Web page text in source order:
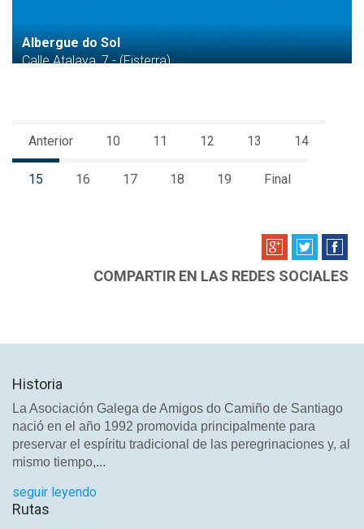
Albergue do Sol
Calle Atalaya, 7 - (Fisterra)
Anterior 10 11 12 13 14
15 16 17 18 19 Final
COMPARTIR EN LAS REDES SOCIALES
Historia
La Asociación Galega de Amigos do Camiño de Santiago
nació en el año 1992 promovida principalmente para
preservar el espíritu tradicional de las peregrinaciones y, al
mismo tiempo,...
seguir leyendo
Rutas